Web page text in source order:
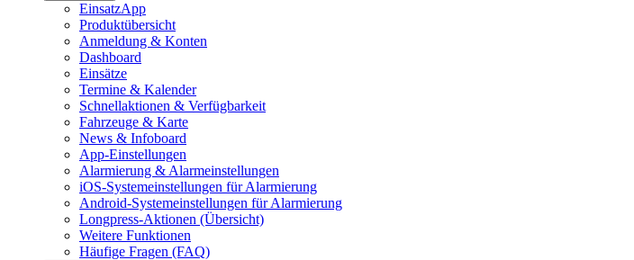
EinsatzApp
Produktübersicht
Anmeldung & Konten
Dashboard
Einsätze
Termine & Kalender
Schnellaktionen & Verfügbarkeit
Fahrzeuge & Karte
News & Infoboard
App-Einstellungen
Alarmierung & Alarmeinstellungen
iOS-Systemeinstellungen für Alarmierung
Android-Systemeinstellungen für Alarmierung
Longpress-Aktionen (Übersicht)
Weitere Funktionen
Häufige Fragen (FAQ)